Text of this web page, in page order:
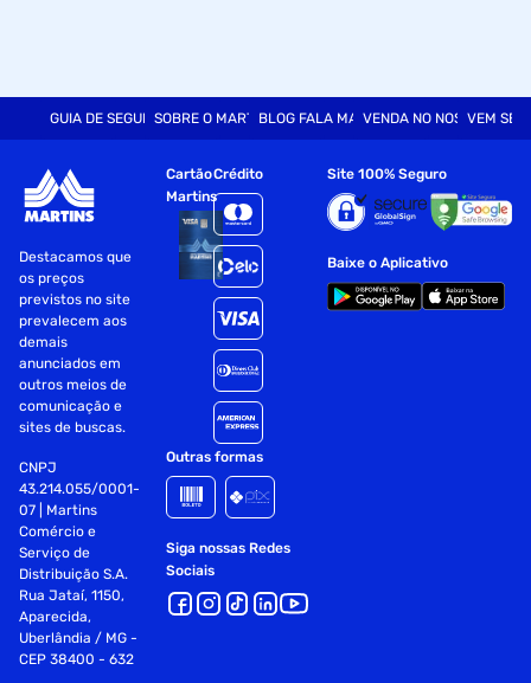
GUIA DE SEGURANÇASOBRE O MARTINSBLOG FALA MARTVENDA NO NOSSO SITE
VEM SER
Destacamos que
os preços
previstos no site
prevalecem aos
demais
anunciados em
outros meios de
comunicação e
sites de buscas.
CNPJ
43.214.055/0001-
07 | Martins
Comércio e
Serviço de
Distribuição S.A.
Rua Jataí, 1150,
Aparecida,
Uberlândia / MG -
CEP 38400 - 632
Cartão
Martins
Crédito
Outras formas
Siga nossas Redes
Sociais
Site 100% Seguro
Baixe o Aplicativo